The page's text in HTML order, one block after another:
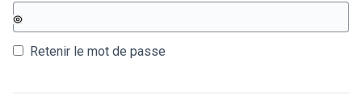
Retenir le mot de passe